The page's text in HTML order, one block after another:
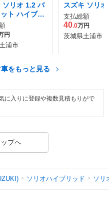
ソリオ 1.2 バ
ト ハイブリ
円
浦市
スズキ ソリ
支払総額
40.0万円
茨城県土浦市
をもっと見る
に入りに登録や複数見積もりがで
プへ
ソリオハイブリッド ソリ